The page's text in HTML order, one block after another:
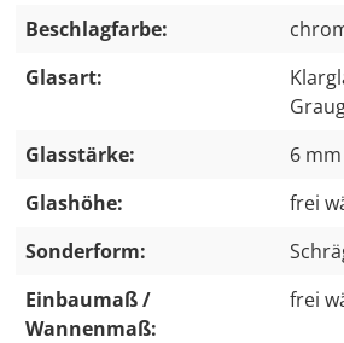
Beschlagfarbe:
Glasart:
Glasstärke:
6 mm
Glashöhe:
frei
Sonderform:
Einbaumaß /
Wannenmaß:
frei